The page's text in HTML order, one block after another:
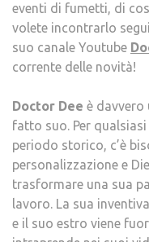
eventi di fumetti, di
volete incontrarlo
suo canale Youtube
corrente delle novità!
Doctor Dee è davvero
fatto suo. Per
periodo storico, c’è
personalizzazione e
trasformare una sua
lavoro. La sua
e il suo estro viene